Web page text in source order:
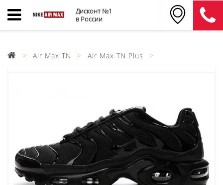
Дисконт №1
в России
Air Max TN Air Max TN Plus